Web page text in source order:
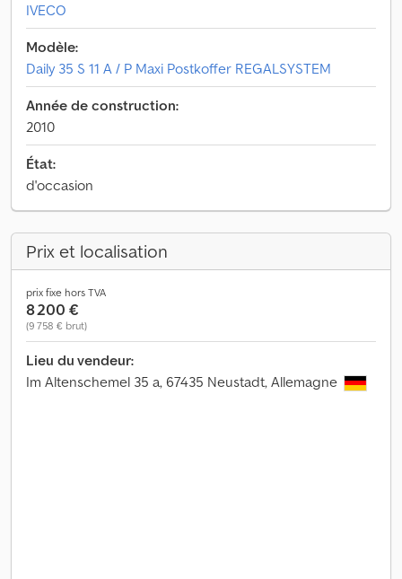
IVECO
Modèle:
Daily 35 S 11 A / P Maxi Postkoffer REGALSYSTEM
Année de construction:
2010
État:
d'occasion
Prix et localisation
prix fixe hors TVA
8 200 €
(9 758 € brut)
Lieu du vendeur:
Im Altenschemel 35 a, 67435 Neustadt, Allemagne